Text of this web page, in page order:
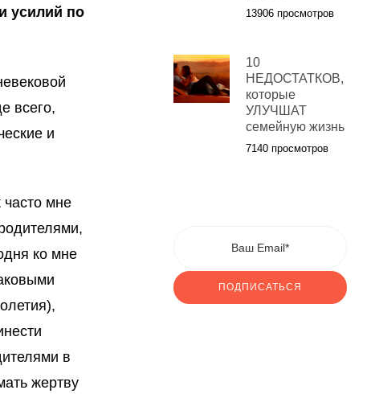
усилий по
всего,
и
часто мне
ко мне
в
жертву
13906 просмотров
10
НЕДОСТАТКОВ,
которые
УЛУЧШАТ
семейную жизнь
7140 просмотров
ПОДПИСАТЬСЯ